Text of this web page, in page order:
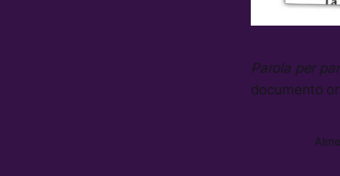
Parola per
documento